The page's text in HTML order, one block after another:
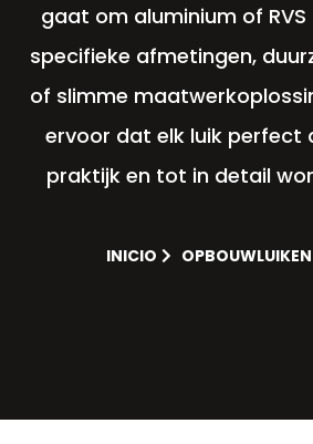
gaat om aluminium of
specifieke afmetingen,
of slimme
ervoor dat elk luik perfect
praktijk en tot in detail
INICIO